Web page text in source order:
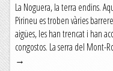
La Noguera, la terra endins.
Pirineu es troben vàries
aigües, les han trencat i han
congostos. La serra del
→